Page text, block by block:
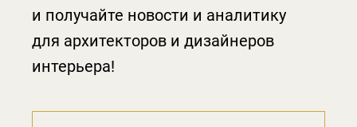
и получайте новости и аналитику
для архитекторов и дизайнеров
интерьера!